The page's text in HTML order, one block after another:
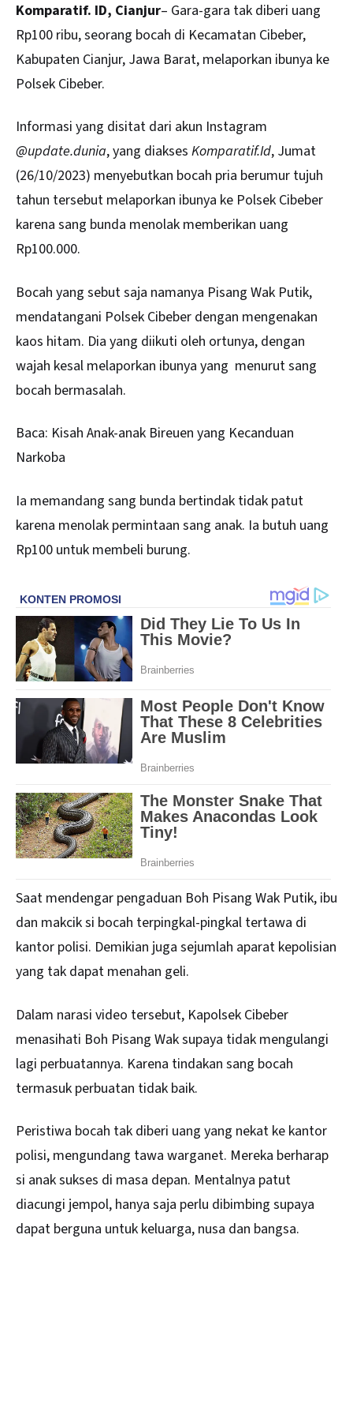
Komparatif. ID, Cianjur– Gara-gara tak diberi uang
Rp100 ribu, seorang bocah di Kecamatan Cibeber,
Kabupaten Cianjur, Jawa Barat, melaporkan ibunya ke
Polsek Cibeber.
Informasi yang disitat dari akun Instagram
@update.dunia, yang diakses Komparatif.Id, Jumat
(26/10/2023) menyebutkan bocah pria berumur tujuh
tahun tersebut melaporkan ibunya ke Polsek Cibeber
karena sang bunda menolak memberikan uang
Rp100.000.
Bocah yang sebut saja namanya Pisang Wak Putik,
mendatangani Polsek Cibeber dengan mengenakan
kaos hitam. Dia yang diikuti oleh ortunya, dengan
wajah kesal melaporkan ibunya yang menurut sang
bocah bermasalah.
Baca: Kisah Anak-anak Bireuen yang Kecanduan
Narkoba
Ia memandang sang bunda bertindak tidak patut
karena menolak permintaan sang anak. Ia butuh uang
Rp100 untuk membeli burung.
Saat mendengar pengaduan Boh Pisang Wak Putik, ibu
dan makcik si bocah terpingkal-pingkal tertawa di
kantor polisi. Demikian juga sejumlah aparat kepolisian
yang tak dapat menahan geli.
Dalam narasi video tersebut, Kapolsek Cibeber
menasihati Boh Pisang Wak supaya tidak mengulangi
lagi perbuatannya. Karena tindakan sang bocah
termasuk perbuatan tidak baik.
Peristiwa bocah tak diberi uang yang nekat ke kantor
polisi, mengundang tawa warganet. Mereka berharap
si anak sukses di masa depan. Mentalnya patut
diacungi jempol, hanya saja perlu dibimbing supaya
dapat berguna untuk keluarga, nusa dan bangsa.